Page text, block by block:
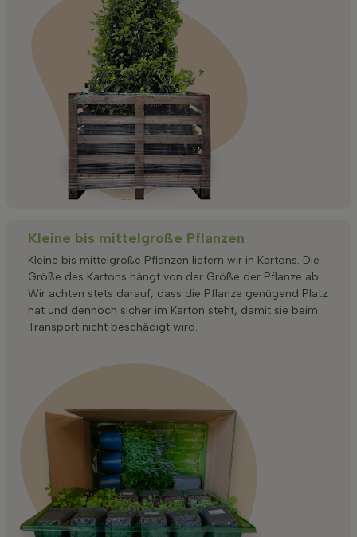
Kleine bis mittelgroße Pflanzen
Kleine bis mittelgroße Pflanzen liefern wir in Kartons. Die
Größe des Kartons hängt von der Größe der Pflanze ab.
Wir achten stets darauf, dass die Pflanze genügend Platz
hat und dennoch sicher im Karton steht, damit sie beim
Transport nicht beschädigt wird.